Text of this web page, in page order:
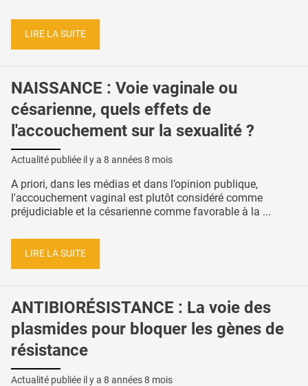
LIRE LA SUITE
NAISSANCE : Voie vaginale ou
césarienne, quels effets de
l'accouchement sur la sexualité ?
Actualité publiée il y a 8 années 8 mois
A priori, dans les médias et dans l’opinion publique,
l'accouchement vaginal est plutôt considéré comme
préjudiciable et la césarienne comme favorable à la ...
LIRE LA SUITE
ANTIBIORÉSISTANCE : La voie des
plasmides pour bloquer les gènes de
résistance
Actualité publiée il y a 8 années 8 mois